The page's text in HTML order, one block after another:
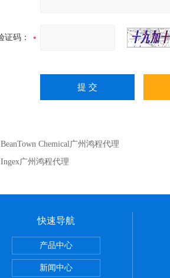
证码：
BeanTown Chemical广州鸿程代理
Ingex广州鸿程代理
广州鸿程代理
快速导航
产品中心
新闻中心